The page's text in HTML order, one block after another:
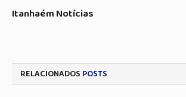
Itanhaém Notícias
RELACIONADOS POSTS